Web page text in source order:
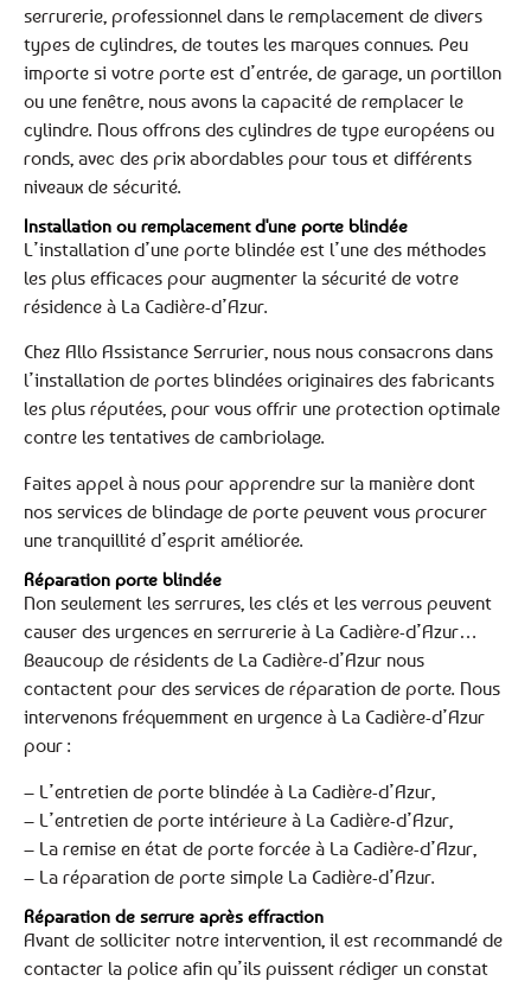
serrurerie, professionnel dans le remplacement de divers
types de cylindres, de toutes les marques connues. Peu
importe si votre porte est d’entrée, de garage, un portillon
ou une fenêtre, nous avons la capacité de remplacer le
cylindre. Nous offrons des cylindres de type européens ou
ronds, avec des prix abordables pour tous et différents
niveaux de sécurité.
Installation ou remplacement d'une porte blindée
L’installation d’une porte blindée est l’une des méthodes
les plus efficaces pour augmenter la sécurité de votre
résidence à La Cadière-d’Azur.
Chez Allo Assistance Serrurier, nous nous consacrons dans
l’installation de portes blindées originaires des fabricants
les plus réputées, pour vous offrir une protection optimale
contre les tentatives de cambriolage.
Faites appel à nous pour apprendre sur la manière dont
nos services de blindage de porte peuvent vous procurer
une tranquillité d’esprit améliorée.
Réparation porte blindée
Non seulement les serrures, les clés et les verrous peuvent
causer des urgences en serrurerie à La Cadière-d’Azur…
Beaucoup de résidents de La Cadière-d’Azur nous
contactent pour des services de réparation de porte. Nous
intervenons fréquemment en urgence à La Cadière-d’Azur
pour :
– L’entretien de porte blindée à La Cadière-d’Azur,
– L’entretien de porte intérieure à La Cadière-d’Azur,
– La remise en état de porte forcée à La Cadière-d’Azur,
– La réparation de porte simple La Cadière-d’Azur.
Réparation de serrure après effraction
Avant de solliciter notre intervention, il est recommandé de
contacter la police afin qu’ils puissent rédiger un constat